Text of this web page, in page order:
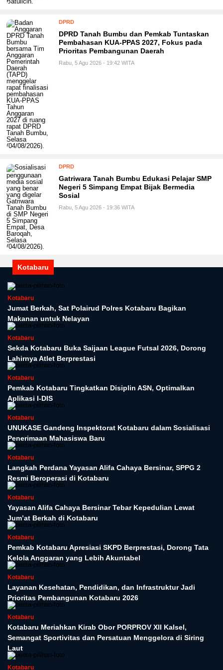
DPRD
DPRD Tanah Bumbu dan Pemkab Tuntaskan
Pembahasan KUA-PPAS 2027, Fokus pada
Prioritas Pembangunan Daerah
Rabu, 5 Agu 2026 - 19:42 WITA
DPRD
Gatriwara Tanah Bumbu Edukasi Pelajar SMP
Negeri 5 Simpang Empat Bijak Bermedia
Sosial
Rabu, 5 Agu 2026 - 19:36 WITA
Kotabaru
Kotabaru
Jumat Berkah, Sat Polairud Polres Kotabaru Bagikan
Makanan untuk Nelayan
Kotabaru
Sekda Kotabaru Buka Saijaan League Futsal 2026, Dorong
Lahirnya Atlet Berprestasi
Kotabaru
Pemkab Kotabaru Tingkatkan Disiplin ASN, Optimalkan
Aplikasi I-DIS
Kotabaru
UNUKASE Gandeng Inspektorat Kotabaru dalam Sosialisasi
Penerimaan Mahasiswa Baru
Kotabaru
Langkah Perdana Yayasan Alifa Cahaya Bersinar, SPPG 2
Resmi Beroperasi di Kotabaru
Kotabaru
Yayasan Alifa Cahaya Bersinar Tebar Kepedulian Lewat
Jum’at Berkah di Kotabaru
Kotabaru
Pemkab Kotabaru Apresiasi SKPD Berprestasi, Dorong Tata
Kelola Anggaran yang Lebih Akuntabel
Kotabaru
Layanan Kesehatan, Pendidikan, dan Infrastruktur Jadi
Prioritas Pembangunan Kotabaru 2026
Kotabaru
Kotabaru Meriahkan Kirab Obor PORPROV XII Kalsel,
Semangat Sportivitas dan Persatuan Menggelora di Siring
Laut
Kotabaru